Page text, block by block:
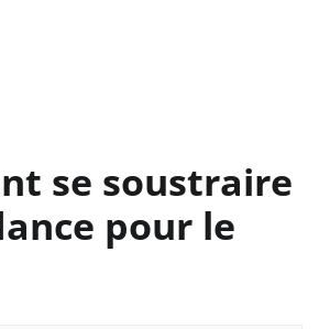
se soustraire
pour le